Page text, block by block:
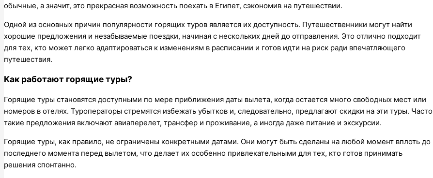
обычные, а значит, это прекрасная возможность поехать в Египет, сэкономив на путешествии.
Одной из основных причин популярности горящих туров является их доступность. Путешественники могут найти
хорошие предложения и незабываемые поездки, начиная с нескольких дней до отправления. Это отлично подходит
для тех, кто может легко адаптироваться к изменениям в расписании и готов идти на риск ради впечатляющего
путешествия.
Как работают горящие туры?
Горящие туры становятся доступными по мере приближения даты вылета, когда остается много свободных мест или
номеров в отелях. Туроператоры стремятся избежать убытков и, следовательно, предлагают скидки на эти туры. Часто
такие предложения включают авиаперелет, трансфер и проживание, а иногда даже питание и экскурсии.
Горящие туры, как правило, не ограничены конкретными датами. Они могут быть сделаны на любой момент вплоть до
последнего момента перед вылетом, что делает их особенно привлекательными для тех, кто готов принимать
решения спонтанно.